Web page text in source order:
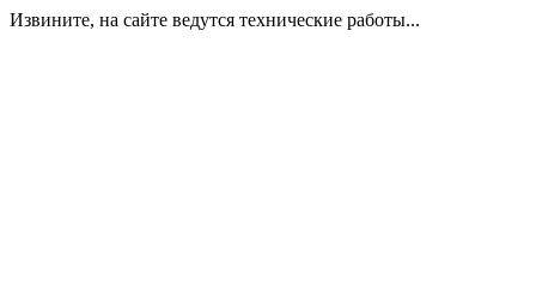
Извините, на сайте ведутся технические работы...